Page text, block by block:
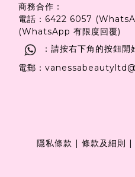
商務合作：
電話：6422 6057
(WhatsApp 有限度回覆)
：請按右下角的按鈕開
電郵：
隱私條款 | 條款及細則 |